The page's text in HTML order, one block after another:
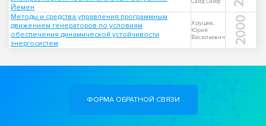
Йемен
Саид Саиф
Методы и средства управления программным
движением генераторов по условиям
обеспечения динамической устойчивости
энергосистем
Хрущев,
Юрий
Васильевич
2000
ФОРМА ОБРАТНОЙ СВЯЗИ